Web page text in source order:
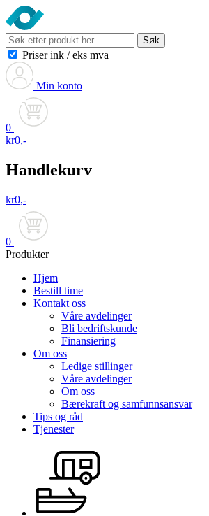
Søk
Priser ink / eks mva
Min konto
0
kr0,-
Handlekurv
kr0,-
0
Produkter
Hjem
Bestill time
Kontakt oss
Våre avdelinger
Bli bedriftskunde
Finansiering
Om oss
Ledige stillinger
Våre avdelinger
Om oss
Bærekraft og samfunnsansvar
Tips og råd
Tjenester